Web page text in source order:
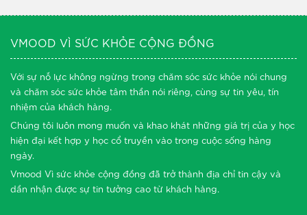
VMOOD VÌ SỨC KHỎE CỘNG ĐỒNG
Với sự nỗ lực không ngừng trong chăm sóc sức khỏe nói chung
và chăm sóc sức khỏe tâm thần nói riêng, cùng sự tin yêu, tín
nhiệm của khách hàng.
Chúng tôi luôn mong muốn và khao khát những giá trị của y học
hiện đại kết hợp y học cổ truyền vào trong cuộc sống hàng
ngày.
Vmood Vì sức khỏe cộng đồng đã trở thành địa chỉ tin cậy và
dần nhận được sự tin tưởng cao từ khách hàng.